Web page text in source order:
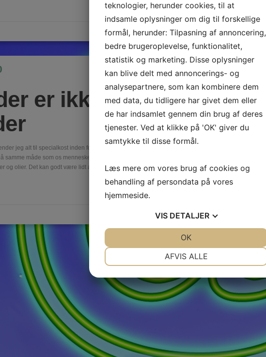
Anmeldelser
er ikke bare
jeg alt til specialkost inden for dyrefoder, for, som overskriften kundgør, er dyrefoder ikke
samme måde som os mennesker have en sund og varieret kost, som blandt andet består af
og olier. Det kan godt være lidt af en…
teknologier, herunder cookies, til at
indsamle oplysninger om dig til forskellige
formål, herunder: Tilpasning af annoncering,
bedre brugeroplevelse, funktionalitet,
statistik og marketing. Disse oplysninger
kan blive delt med annoncerings- og
analysepartnere, som kan kombinere dem
med data, du tidligere har givet dem eller
de har indsamlet gennem din brug af deres
tjenester. Ved at klikke på 'OK' giver du
samtykke til disse formål.
Læs mere om vores brug af cookies og
behandling af persondata på vores
hjemmeside.
VIS DETALJER
MARKETING STATISTIK
AFVIS ALLE
OK